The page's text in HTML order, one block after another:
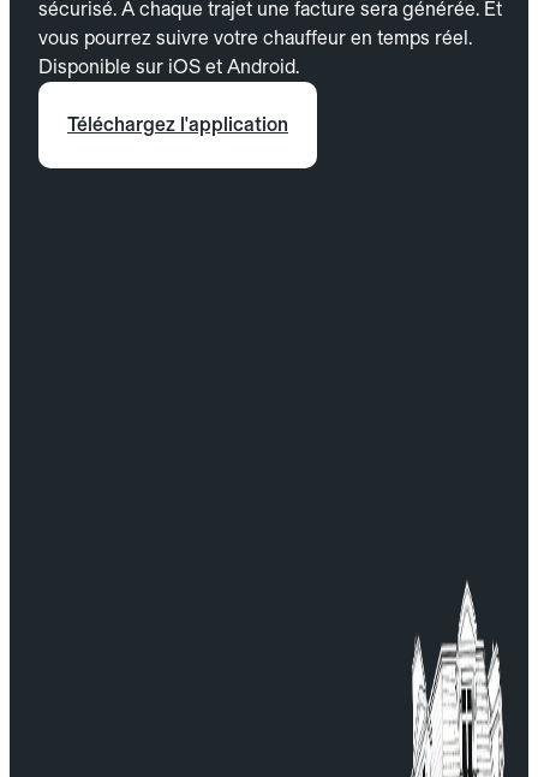
sécurisé. À chaque trajet une facture sera générée. Et
vous pourrez suivre votre chauffeur en temps réel.
Disponible sur iOS et Android.
Téléchargez l'application